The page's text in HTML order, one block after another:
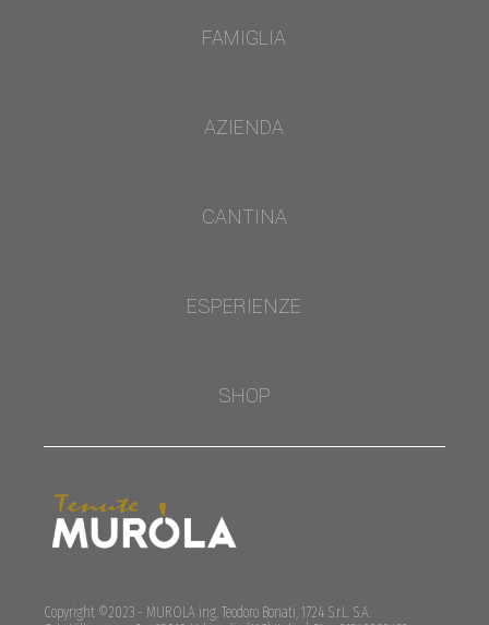
FAMIGLIA
AZIENDA
CANTINA
ESPERIENZE
SHOP
Copyright ©2023 - MUROLA ing. Teodoro Bonati, 1724 S.r.L. S.A.